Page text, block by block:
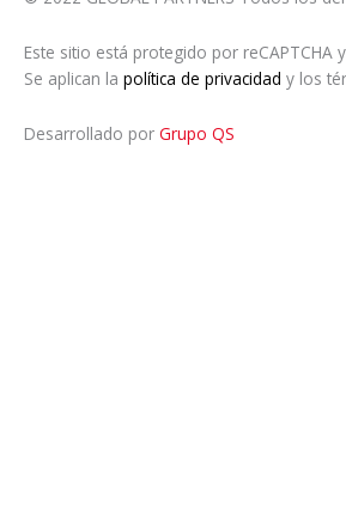
Este sitio está protegido por reCAPTCHA
Se aplican la política de privacidad y los
Desarrollado por Grupo QS